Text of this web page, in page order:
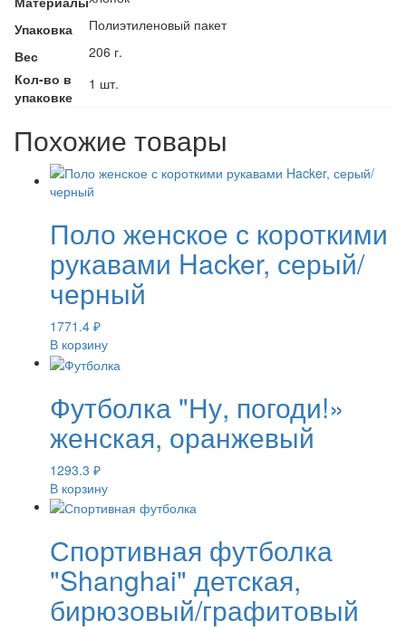
Упаковка
Полиэтиленовый пакет
Вес
206 г.
Кол-во в
упаковке
1 шт.
Похожие товары
Поло женское с короткими
рукавами Hacker, серый/
черный
1771.4 ₽
В корзину
Футболка "Ну, погоди!»
женская, оранжевый
1293.3 ₽
В корзину
Спортивная футболка
"Shanghai" детская,
бирюзовый/графитовый